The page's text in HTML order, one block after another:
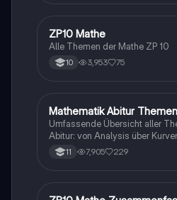
Mathe
ZP10 Mathe
Alle Themen der Mathe ZP 10
10 3,953 75
Mathe
Mathematik Abitur
Umfassende Übersicht aller
Abitur: von Analysis über
Integralrechnung und
Prüfungsvorbereitung mit
11 7,905 229